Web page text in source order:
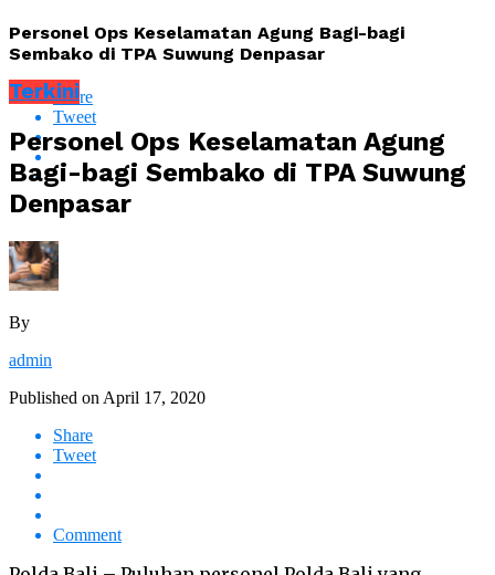
Personel Ops Keselamatan Agung Bagi-bagi
Sembako di TPA Suwung Denpasar
Share
Tweet
Terkini
Personel Ops Keselamatan Agung
Bagi-bagi Sembako di TPA Suwung
Denpasar
By
admin
Published on April 17, 2020
Share
Tweet
Comment